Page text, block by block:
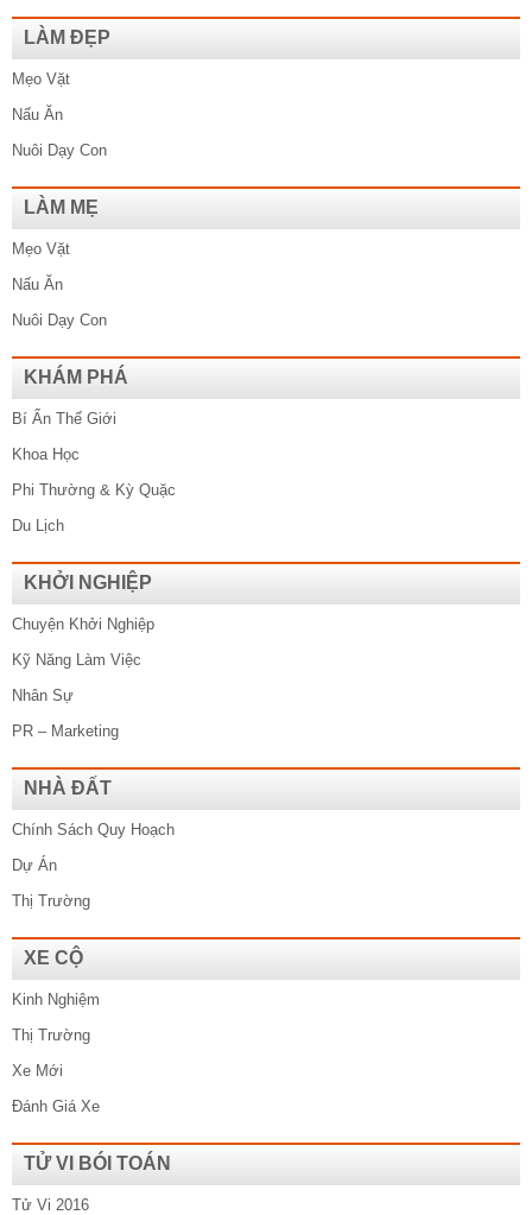
LÀM ĐẸP
Mẹo Vặt
Nấu Ăn
Nuôi Dạy Con
LÀM MẸ
Mẹo Vặt
Nấu Ăn
Nuôi Dạy Con
KHÁM PHÁ
Bí Ẩn Thế Giới
Khoa Học
Phi Thường & Kỳ Quặc
Du Lịch
KHỞI NGHIỆP
Chuyện Khởi Nghiệp
Kỹ Năng Làm Việc
Nhân Sự
PR – Marketing
NHÀ ĐẤT
Chính Sách Quy Hoạch
Dự Án
Thị Trường
XE CỘ
Kinh Nghiệm
Thị Trường
Xe Mới
Đánh Giá Xe
TỬ VI BÓI TOÁN
Tử Vi 2016